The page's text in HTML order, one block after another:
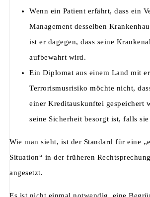
Wenn ein Patient erfährt, dass ein
Management desselben
ist er dagegen, dass seine
aufbewahrt wird.
Ein Diplomat aus einem Land mit
Terrorismusrisiko möchte nicht,
einer Kreditauskunftei gespeichert
seine Sicherheit besorgt ist, falls
Wie man sieht, ist der Standard für eine
Situation“ in der früheren
angesetzt.
Es ist nicht einmal notwendig, eine